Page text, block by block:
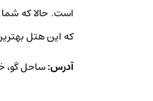
است. حالا که
که این هتل
آدرس:ساحل گو،